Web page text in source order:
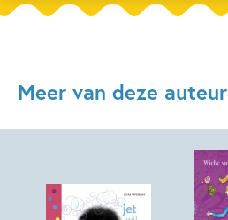
Meer van deze auteur